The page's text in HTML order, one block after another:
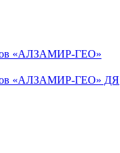
«АЛЗАМИР-ГЕО»
«АЛЗАМИР-ГЕО» ДЯ